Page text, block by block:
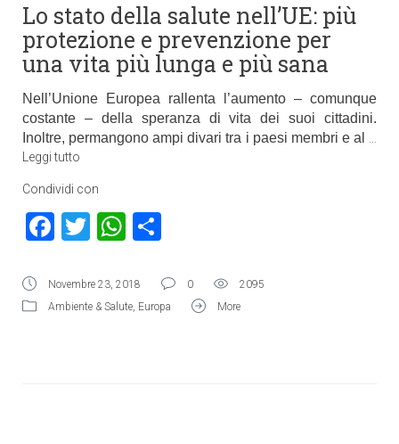
Lo stato della salute nell’UE: più
protezione e prevenzione per
una vita più lunga e più sana
Nell’Unione Europea rallenta l’aumento – comunque
costante – della speranza di vita dei suoi cittadini.
Inoltre, permangono ampi divari tra i paesi membri e al
Leggi tutto
Condividi con
Facebook
TwitterWhatsApp
Novembre 23, 2018 0
2095
Ambiente & Salute, Europa More